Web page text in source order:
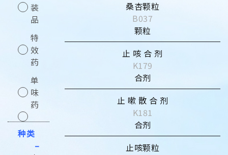
装
品
特
效
药
单
味
药
种类
–
桑杏颗粒
B037
颗粒
止 咳 合 剂
K179
合剂
止 嗽 散 合 剂
K181
合剂
止咳颗粒